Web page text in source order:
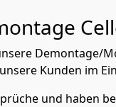
Demontage/
Kunden im
und haben